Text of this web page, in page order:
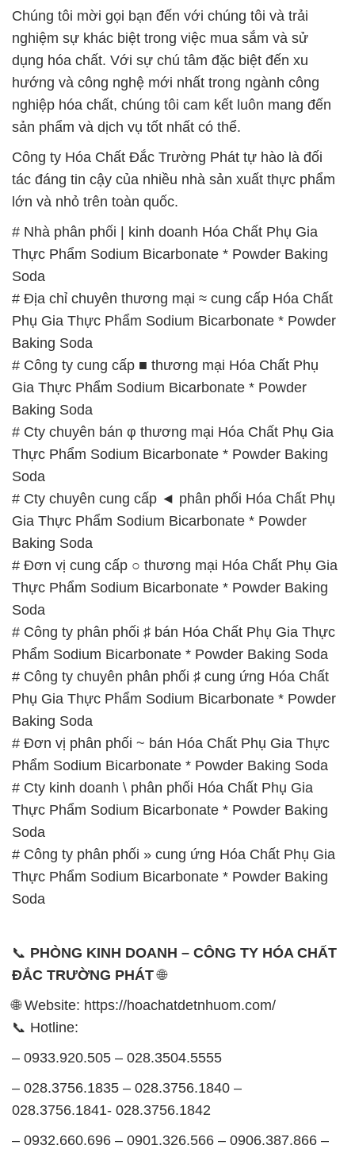
Chúng tôi mời gọi bạn đến với chúng tôi và trải
nghiệm sự khác biệt trong việc mua sắm và sử
dụng hóa chất. Với sự chú tâm đặc biệt đến xu
hướng và công nghệ mới nhất trong ngành công
nghiệp hóa chất, chúng tôi cam kết luôn mang đến
sản phẩm và dịch vụ tốt nhất có thể.
Công ty Hóa Chất Đắc Trường Phát tự hào là đối
tác đáng tin cậy của nhiều nhà sản xuất thực phẩm
lớn và nhỏ trên toàn quốc.
# Nhà phân phối | kinh doanh Hóa Chất Phụ Gia
Thực Phẩm Sodium Bicarbonate * Powder Baking
Soda
# Địa chỉ chuyên thương mại ≈ cung cấp Hóa Chất
Phụ Gia Thực Phẩm Sodium Bicarbonate * Powder
Baking Soda
# Công ty cung cấp ■ thương mại Hóa Chất Phụ
Gia Thực Phẩm Sodium Bicarbonate * Powder
Baking Soda
# Cty chuyên bán φ thương mại Hóa Chất Phụ Gia
Thực Phẩm Sodium Bicarbonate * Powder Baking
Soda
# Cty chuyên cung cấp ◄ phân phối Hóa Chất Phụ
Gia Thực Phẩm Sodium Bicarbonate * Powder
Baking Soda
# Đơn vị cung cấp ○ thương mại Hóa Chất Phụ Gia
Thực Phẩm Sodium Bicarbonate * Powder Baking
Soda
# Công ty phân phối ♯ bán Hóa Chất Phụ Gia Thực
Phẩm Sodium Bicarbonate * Powder Baking Soda
# Công ty chuyên phân phối ♯ cung ứng Hóa Chất
Phụ Gia Thực Phẩm Sodium Bicarbonate * Powder
Baking Soda
# Đơn vị phân phối ~ bán Hóa Chất Phụ Gia Thực
Phẩm Sodium Bicarbonate * Powder Baking Soda
# Cty kinh doanh \ phân phối Hóa Chất Phụ Gia
Thực Phẩm Sodium Bicarbonate * Powder Baking
Soda
# Công ty phân phối » cung ứng Hóa Chất Phụ Gia
Thực Phẩm Sodium Bicarbonate * Powder Baking
Soda
📞 PHÒNG KINH DOANH – CÔNG TY HÓA CHẤT
ĐẮC TRƯỜNG PHÁT🌐
🌐 Website: https://hoachatdetnhuom.com/
📞 Hotline:
– 0933.920.505 – 028.3504.5555
– 028.3756.1835 – 028.3756.1840 –
028.3756.1841- 028.3756.1842
– 0932.660.696 – 0901.326.566 – 0906.387.866 –